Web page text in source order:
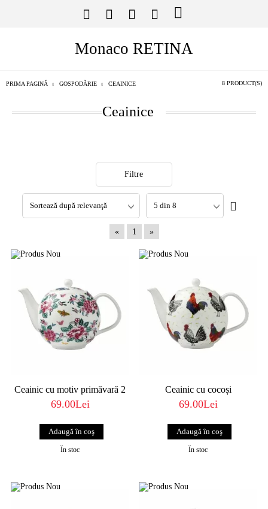
Monaco RETINA
PRIMA PAGINĂ GOSPODĂRIE CEAINICE 8 PRODUCT(S)
Ceainice
Filtre
« 1 »
Ceainic cu motiv primăvară 2
69.00Lei
În stoc
Ceainic cu cocoși
69.00Lei
În stoc